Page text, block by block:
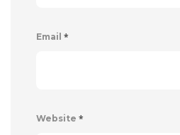
Email *
Website *